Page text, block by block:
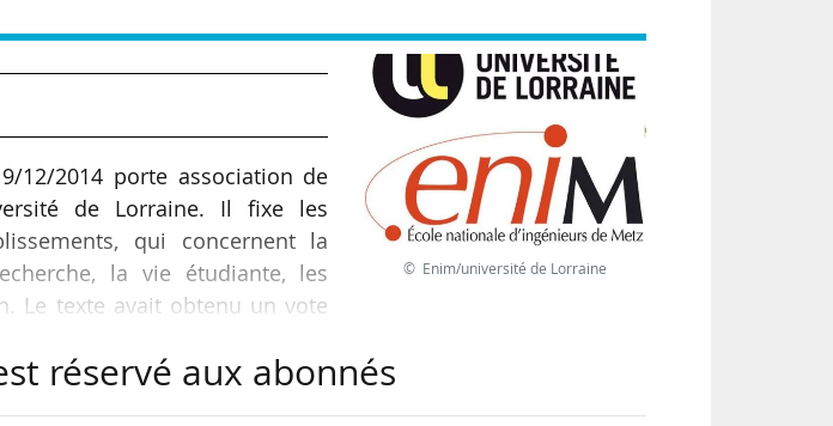
(décret)
12/2014 porte association de
de Lorraine. Il fixe les
qui concernent la
la vie étudiante, les
Le texte avait obtenu un vote
1/2
© Enim/université de Lorraine
réservé aux abonnés